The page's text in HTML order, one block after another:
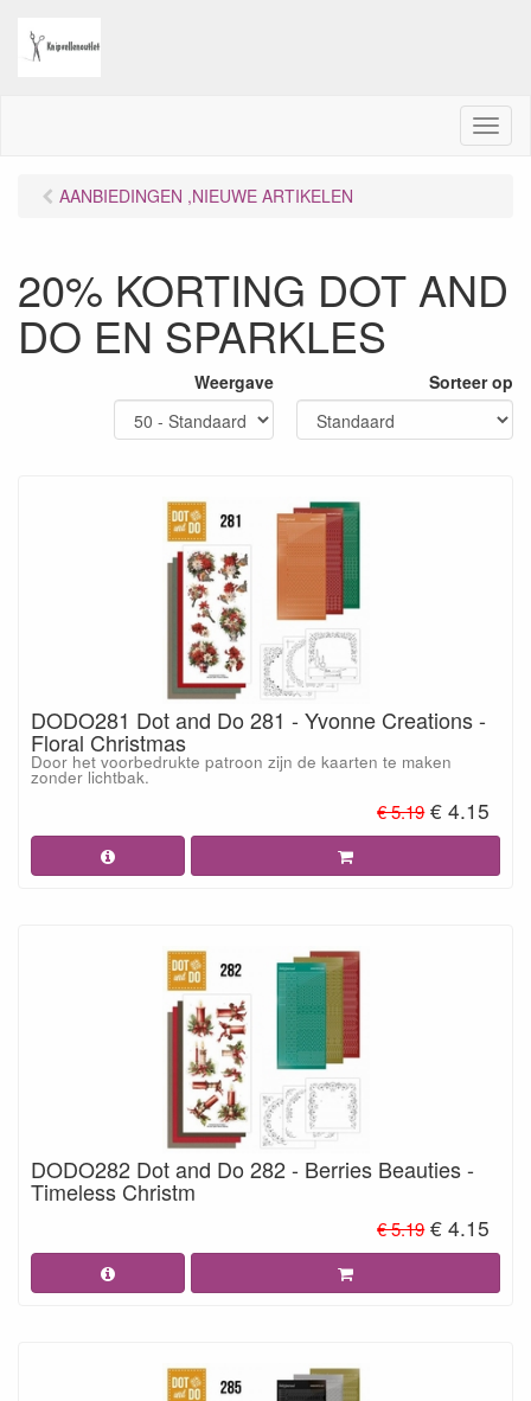
M
e
AANBIEDINGEN ,NIEUWE ARTIKELEN
20% KORTING DOT AND
DO EN SPARKLES
Weergave Sorteer op
DODO281 Dot and Do 281 - Yvonne Creations -
Floral Christmas
Door het voorbedrukte patroon zijn de kaarten te maken
zonder lichtbak.
€ 5.19 € 4.15
DODO282 Dot and Do 282 - Berries Beauties -
Timeless Christm
€ 5.19 € 4.15